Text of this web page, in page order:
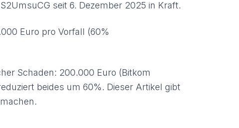
seit 6. Dezember 2025 in Kraft.
Euro pro Vorfall (60%
Schaden: 200.000 Euro (Bitkom
beides um 60%. Dieser Artikel gibt